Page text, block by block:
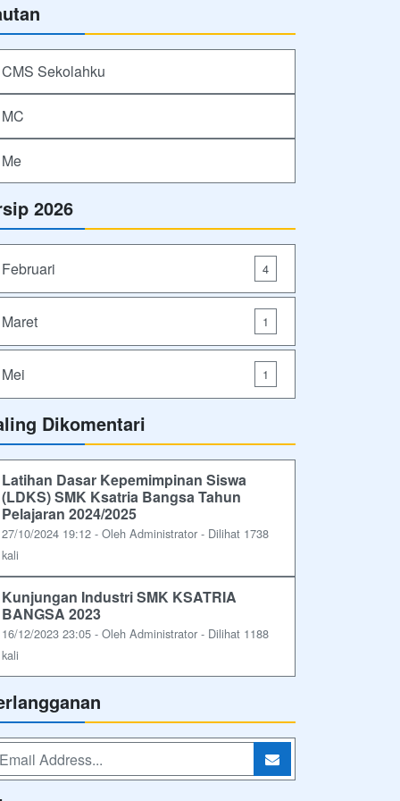
CMS Sekolahku
MC
Me
2026
Februari 4
Maret 1
Mei 1
Dikomentari
Latihan Dasar Kepemimpinan Siswa
(LDKS) SMK Ksatria Bangsa Tahun
Pelajaran 2024/2025
27/10/2024 19:12 - Oleh Administrator - Dilihat 1738
kali
Kunjungan Industri SMK KSATRIA
BANGSA 2023
16/12/2023 23:05 - Oleh Administrator - Dilihat 1188
kali